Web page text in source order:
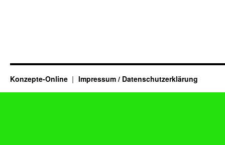
Konzepte-Online Impressum / Datenschutzerklärung